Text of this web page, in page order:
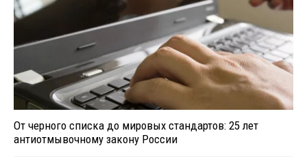
От черного списка до мировых стандартов: 25 лет
антиотмывочному закону России